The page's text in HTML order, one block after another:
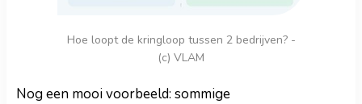
Hoe loopt de kringloop tussen 2 bedrijven? -
(c) VLAM
Nog een mooi voorbeeld: sommige